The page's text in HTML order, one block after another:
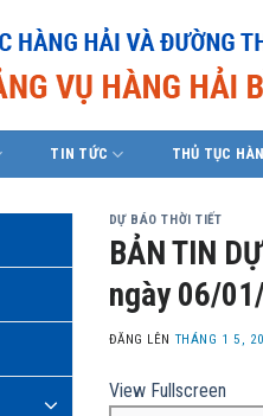
TIN TỨC THỦ TỤC
DỰ BÁO THỜI TIẾT
BẢN TIN
ngày 06/
ĐĂNG LÊN THÁNG 1 5,
View Fullscreen